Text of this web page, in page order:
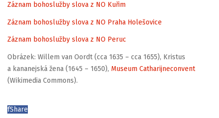
Záznam bohoslužby slova z NO Kuřim
Záznam bohoslužby slova z NO Praha Holešovice
Záznam bohoslužby slova z NO Peruc
Obrázek: Willem van Oordt (cca 1635 – cca 1655), Kristus
a kananejská žena (1645 – 1650), Museum Catharijneconvent
(Wikimedia Commons).
fShare